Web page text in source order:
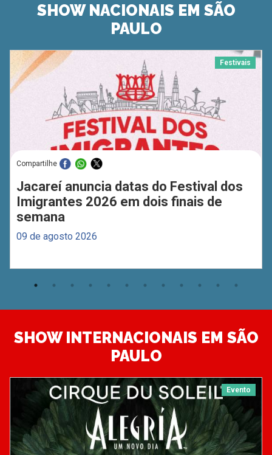
SHOW NACIONAIS EM SÃO
PAULO
Festivais
Compartilhe
Jacareí anuncia datas do Festival dos
Imigrantes 2026 em dois finais de
semana
09 de agosto 2026
SHOW INTERNACIONAIS EM SÃO
PAULO
Evento